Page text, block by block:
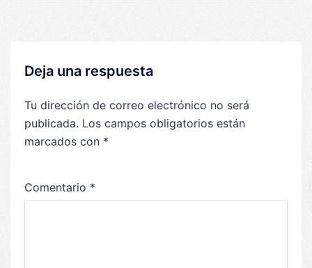
Deja una respuesta
Tu dirección de correo electrónico no será
publicada. Los campos obligatorios están
marcados con *
Comentario *